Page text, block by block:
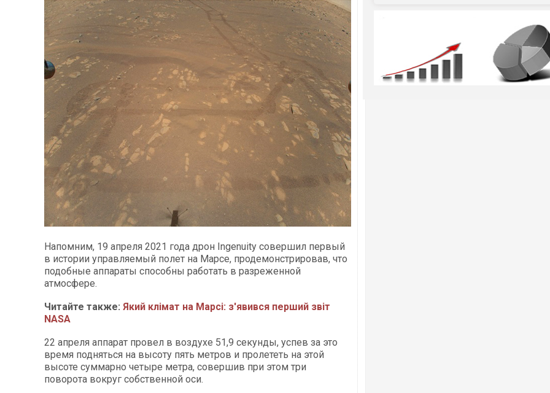
Напомним, 19 апреля 2021 года дрон Ingenuity совершил первый
в истории управляемый полет на Марсе, продемонстрировав, что
подобные аппараты способны работать в разреженной
атмосфере.
Читайте также: Який клімат на Марсі: з'явився перший звіт
NASA
22 апреля аппарат провел в воздухе 51,9 секунды, успев за это
время подняться на высоту пять метров и пролететь на этой
высоте суммарно четыре метра, совершив при этом три
поворота вокруг собственной оси.